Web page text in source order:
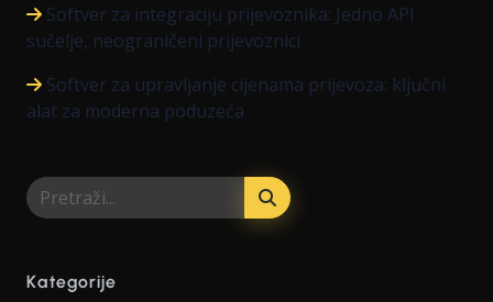
Softver za integraciju prijevoznika: Jedno API
sučelje, neograničeni prijevoznici
Softver za upravljanje cijenama prijevoza: ključni
alat za moderna poduzeća
Kategorije